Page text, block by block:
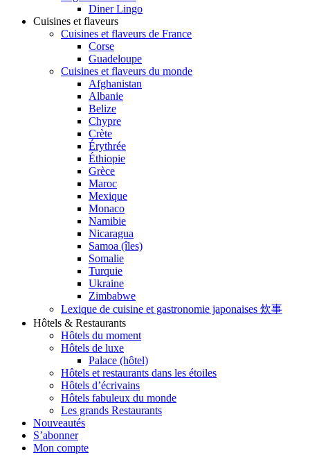
Diner Lingo
Cuisines et flaveurs
Cuisines et flaveurs de France
Corse
Guadeloupe
Cuisines et flaveurs du monde
Afghanistan
Albanie
Belize
Chypre
Crète
Érythrée
Éthiopie
Grèce
Maroc
Mexique
Monaco
Namibie
Nicaragua
Samoa (îles)
Somalie
Turquie
Ukraine
Zimbabwe
Lexique de cuisine et gastronomie japonaises 炊事
Hôtels & Restaurants
Hôtels du moment
Hôtels de luxe
Palace (hôtel)
Hôtels et restaurants dans les étoiles
Hôtels d’écrivains
Hôtels fabuleux du monde
Les grands Restaurants
Nouveautés
S’abonner
Mon compte